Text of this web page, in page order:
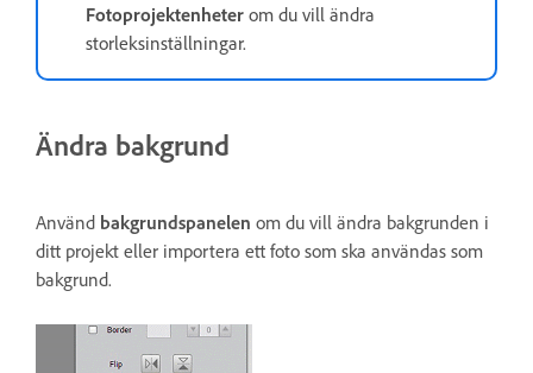
Fotoprojektenheter om du vill ändra
storleksinställningar.
Ändra bakgrund
Använd bakgrundspanelen om du vill ändra bakgrunden i
ditt projekt eller importera ett foto som ska användas som
bakgrund.